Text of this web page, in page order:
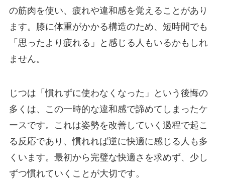
の筋肉を使い、疲れや違和感を覚えることがあり
ます。膝に体重がかかる構造のため、短時間でも
「思ったより疲れる」と感じる人もいるかもしれ
ません。
じつは「慣れずに使わなくなった」という後悔の
多くは、この一時的な違和感で諦めてしまったケ
ースです。これは姿勢を改善していく過程で起こ
る反応であり、慣れれば逆に快適に感じる人も多
くいます。最初から完璧な快適さを求めず、少し
ずつ慣れていくことが大切です。